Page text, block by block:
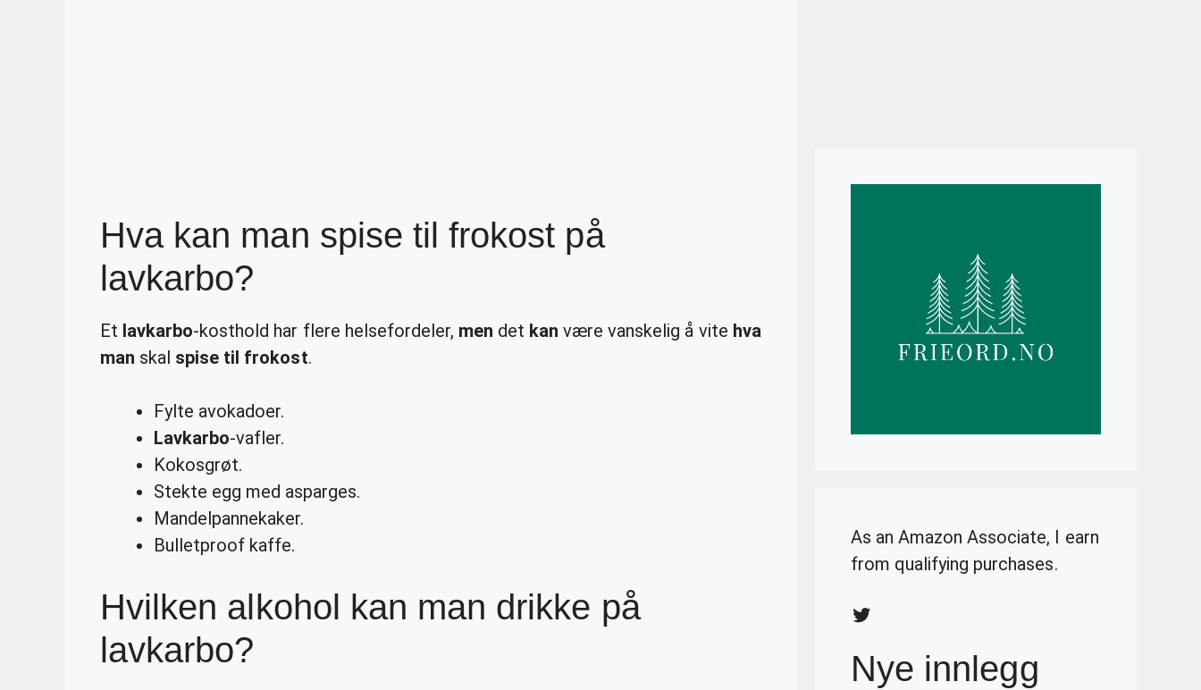
Hva kan man spise til frokost på
lavkarbo?
Et lavkarbo-kosthold har flere helsefordeler, men det kan være vanskelig å vite hva
man skal spise til frokost.
Fylte avokadoer.
Lavkarbo-vafler.
Kokosgrøt.
Stekte egg med asparges.
Mandelpannekaker.
Bulletproof kaffe.
Hvilken alkohol kan man drikke på
lavkarbo?
As an Amazon Associate, I earn
from qualifying purchases.
Twitter
Nye innlegg